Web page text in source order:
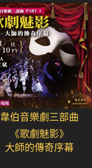
韋伯音樂劇三部曲
《歌劇魅影》
大師的傳奇序幕